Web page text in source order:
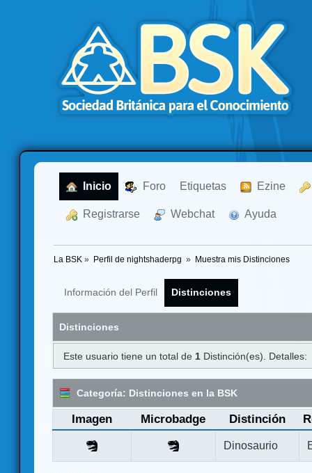
Inicio Foro Etiquetas Ezine
Registrarse Webchat Ayuda
La BSK » Perfil de nightshaderpg » Muestra mis Distinciones
Información del Perfil Distinciones
Distinciones
Este usuario tiene un total de 1 Distinción(es). Detalles:
Categoría: Distinciones en la BSK
Imagen Microbadge Distinción
Dinosaurio